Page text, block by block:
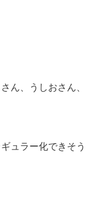
ん、うしおさん、
ュラー化できそう